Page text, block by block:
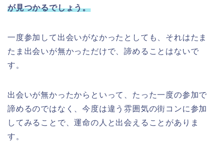
が見つかるでしょう。
一度参加して出会いがなかったとしても、それはたま
たま出会いが無かっただけで、諦めることはないで
す。
出会いが無かったからといって、たった一度の参加で
諦めるのではなく、今度は違う雰囲気の街コンに参加
してみることで、運命の人と出会えることがありま
す。